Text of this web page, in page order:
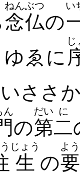
念仏
ねんぶつ
の
い
ゑに
じ
ささ
ん
の第
だい
二
に
生
じょう
の要
よう